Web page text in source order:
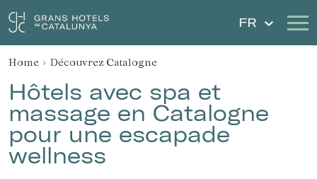
FR
Nos Hôtels Escapades
Mariages Chèques Cadeau
Découvrez Catalogne
Home Découvrez Catalogne
Hôtels avec spa et
massage en Catalogne
pour une escapade
wellness